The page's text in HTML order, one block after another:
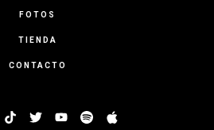
FOTOS
TIENDA
CONTACTO